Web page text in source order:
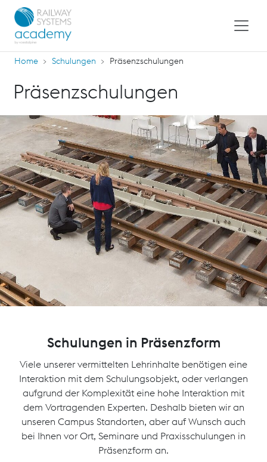
Home Schulungen Präsenzschulungen
Präsenzschulungen
Schulungen in Präsenzform
Viele unserer vermittelten Lehrinhalte benötigen eine
Interaktion mit dem Schulungsobjekt, oder verlangen
aufgrund der Komplexität eine hohe Interaktion mit
dem Vortragenden Experten. Deshalb bieten wir an
unseren Campus Standorten, aber auf Wunsch auch
bei Ihnen vor Ort, Seminare und Praxisschulungen in
Präsenzform an.